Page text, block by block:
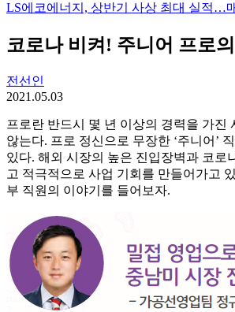
LS에코에너지, 상반기 사상 최대 실적…
코로나 비켜! 주니어 프로
전선인
2021.05.03
프로란 반드시 몇 년 이상의 경력을 가진
않는다. 프로 정신으로 무장한 ‘주니어’
있다. 해외 시장의 높은 진입장벽과 코로
고 적극적으로 사업 기회를 만들어가고
부 직원의 이야기를 들어보자.